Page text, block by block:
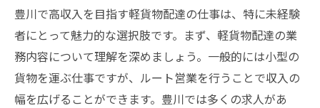
豊川で高収入を目指す軽貨物配達の仕事は、特に未経験
者にとって魅力的な選択肢です。まず、軽貨物配達の業
務内容について理解を深めましょう。一般的には小型の
貨物を運ぶ仕事ですが、ルート営業を行うことで収入の
幅を広げることができます。豊川では多くの求人があ